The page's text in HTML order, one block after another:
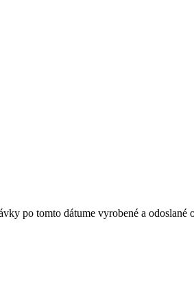
po tomto dátume vyrobené a odoslané